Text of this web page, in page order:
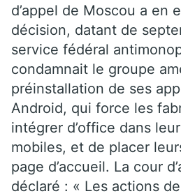
d’appel de Moscou a en
décision, datant de
service fédéral
condamnait le groupe
préinstallation de ses
Android, qui force les
intégrer d’office dans
mobiles, et de placer
page d’accueil. La cour
déclaré : « Les actions